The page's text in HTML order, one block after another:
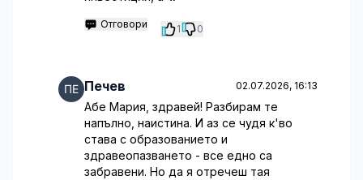
Отговори 1 0
Печев 02.07.2026, 16:13
Абе Мария, здравей! Разбирам те
напълно, наистина. И аз се чудя к'во
става с образованието и
здравеопазването - все едно са
забравени. Но да я отречеш тая